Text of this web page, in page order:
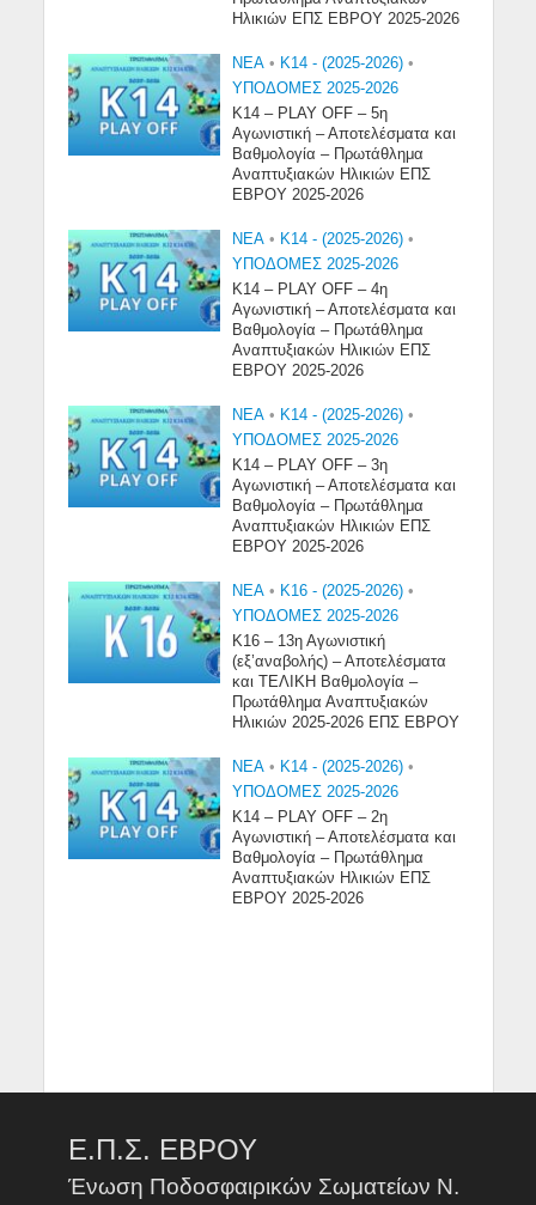
Ηλικιών ΕΠΣ ΕΒΡΟΥ 2025-2026
NEA • Κ14 - (2025-2026) •
ΥΠΟΔΟΜΕΣ 2025-2026
Κ14 – PLAY OFF – 5η
Αγωνιστική – Αποτελέσματα και
Βαθμολογία – Πρωτάθλημα
Αναπτυξιακών Ηλικιών ΕΠΣ
ΕΒΡΟΥ 2025-2026
NEA • Κ14 - (2025-2026) •
ΥΠΟΔΟΜΕΣ 2025-2026
Κ14 – PLAY OFF – 4η
Αγωνιστική – Αποτελέσματα και
Βαθμολογία – Πρωτάθλημα
Αναπτυξιακών Ηλικιών ΕΠΣ
ΕΒΡΟΥ 2025-2026
NEA • Κ14 - (2025-2026) •
ΥΠΟΔΟΜΕΣ 2025-2026
Κ14 – PLAY OFF – 3η
Αγωνιστική – Αποτελέσματα και
Βαθμολογία – Πρωτάθλημα
Αναπτυξιακών Ηλικιών ΕΠΣ
ΕΒΡΟΥ 2025-2026
NEA • Κ16 - (2025-2026) •
ΥΠΟΔΟΜΕΣ 2025-2026
Κ16 – 13η Αγωνιστική
(εξ’αναβολής) – Αποτελέσματα
και ΤΕΛΙΚΗ Βαθμολογία –
Πρωτάθλημα Αναπτυξιακών
Ηλικιών 2025-2026 ΕΠΣ ΕΒΡΟΥ
NEA • Κ14 - (2025-2026) •
ΥΠΟΔΟΜΕΣ 2025-2026
Κ14 – PLAY OFF – 2η
Αγωνιστική – Αποτελέσματα και
Βαθμολογία – Πρωτάθλημα
Αναπτυξιακών Ηλικιών ΕΠΣ
ΕΒΡΟΥ 2025-2026
Ε.Π.Σ. ΕΒΡΟΥ
Ένωση Ποδοσφαιρικών Σωματείων Ν.